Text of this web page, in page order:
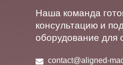
Наша команда
консультацию и
оборудование для
contact@aligned-